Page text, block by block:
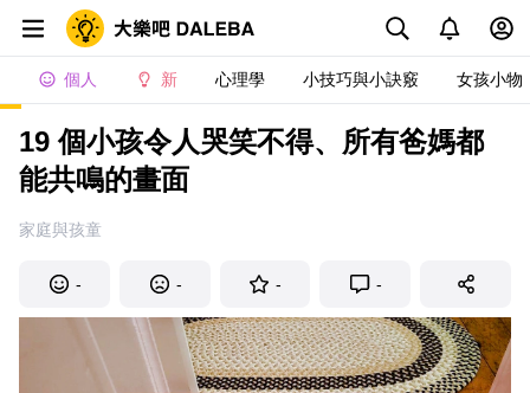
個人 新 心理學 小技巧與小訣竅 女孩小物
19 個小孩令人哭笑不得、所有爸媽都
能共鳴的畫面
家庭與孩童
- - - -